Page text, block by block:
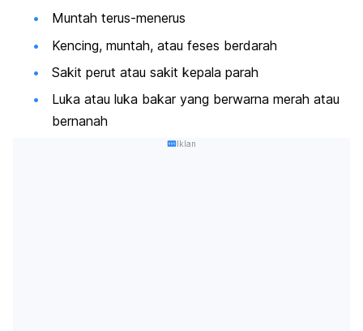
Muntah terus-menerus
Kencing, muntah, atau feses berdarah
Sakit perut atau sakit kepala parah
Luka atau luka bakar yang berwarna merah atau
bernanah
Iklan